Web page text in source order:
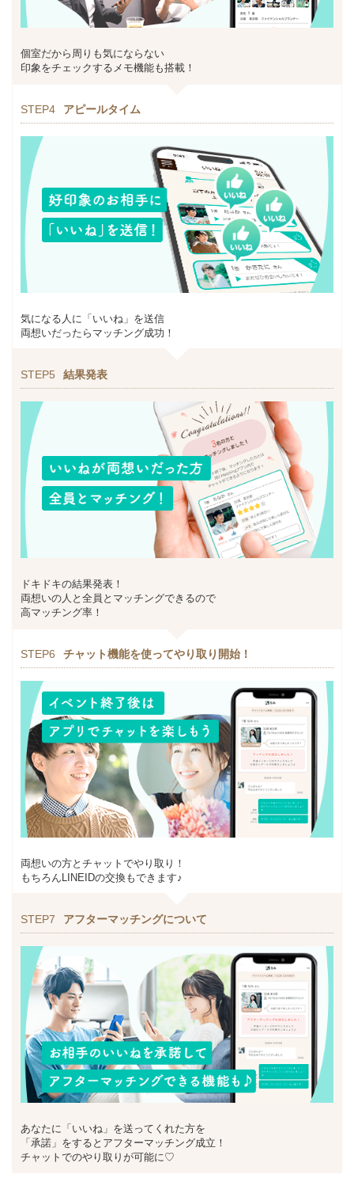
個室だから周りも気にならない
印象をチェックするメモ機能も搭載！
STEP4 アピールタイム
気になる人に「いいね」を送信
両想いだったらマッチング成功！
STEP5 結果発表
ドキドキの結果発表！
両想いの人と全員とマッチングできるので
高マッチング率！
STEP6 チャット機能を使ってやり取り開始！
両想いの方とチャットでやり取り！
もちろんLINEIDの交換もできます♪
STEP7 アフターマッチングについて
あなたに「いいね」を送ってくれた方を
「承諾」をするとアフターマッチング成立！
チャットでのやり取りが可能に♡